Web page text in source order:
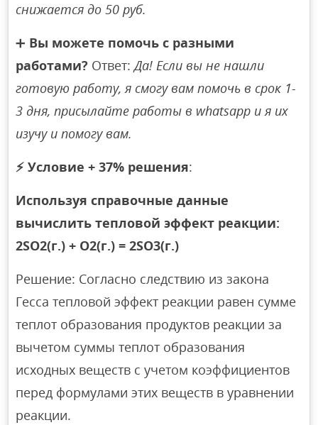
снижается до 50 руб.
➕ Вы можете помочь с разными
работами? Ответ:Да! Если вы не нашли
готовую работу, я смогу вам помочь в срок 1-
3 дня, присылайте работы в whatsapp и я их
изучу и помогу вам.
⚡ Условие + 37% решения:
Используя справочные данные
вычислить тепловой эффект реакции:
2SO2(г.) + O2(г.) = 2SO3(г.)
Решение: Согласно следствию из закона
Гесса тепловой эффект реакции равен сумме
теплот образования продуктов реакции за
вычетом суммы теплот образования
исходных веществ с учетом коэффициентов
перед формулами этих веществ в уравнении
реакции.